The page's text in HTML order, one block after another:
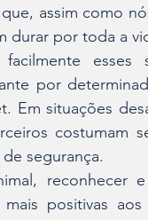
assim como
durar por toda a
esses
por
Em situações
costumam
segurança.
reconhecer e
positivas aos